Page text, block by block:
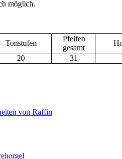
möglich.
Tonstufen
Pfeifen
gesamt
20 31
von Raffin